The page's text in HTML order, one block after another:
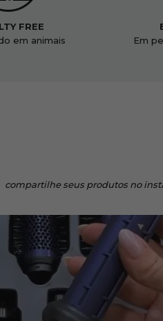
FREE
em animais
Em
compartilheseus produtos no